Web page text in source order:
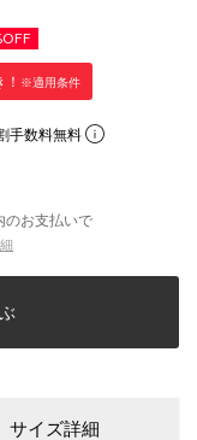
※適用条件
手数料無料
のお支払いで
サイズ詳細